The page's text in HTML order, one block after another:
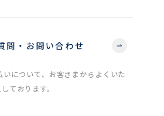
問・お問い合わせ
について、お客さまからよくいた
ております。